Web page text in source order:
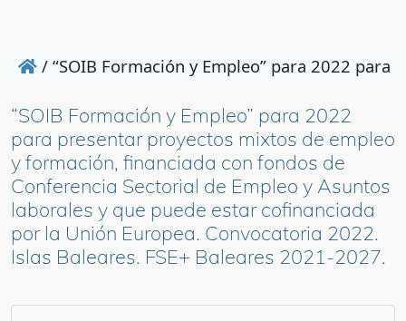
/ “SOIB Formación y Empleo” para 2022
“SOIB Formación y Empleo” para 2022
para presentar proyectos mixtos de empleo
y formación, financiada con fondos de
Conferencia Sectorial de Empleo y Asuntos
laborales y que puede estar cofinanciada
por la Unión Europea. Convocatoria 2022.
Islas Baleares. FSE+ Baleares 2021-2027.